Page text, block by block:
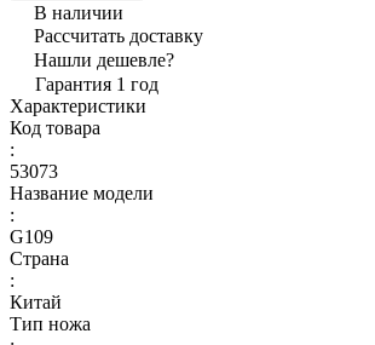
В наличии
Рассчитать доставку
Нашли дешевле?
Гарантия 1 год
Характеристики
Код товара
:
53073
Название модели
:
G109
Страна
:
Китай
Тип ножа